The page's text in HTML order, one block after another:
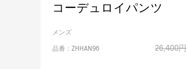
コーデュロイパンツ
メンズ
品番：ZHHAN96 26,400円